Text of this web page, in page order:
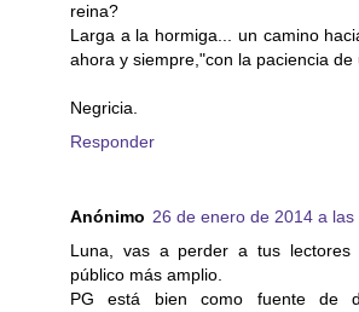
reina?
Larga a la hormiga... un camino
ahora y siempre,"con la paciencia de
Negricia.
Responder
Anónimo 26 de enero de 2014 a las
Luna, vas a perder a tus
público más amplio.
PG está bien como fuente de